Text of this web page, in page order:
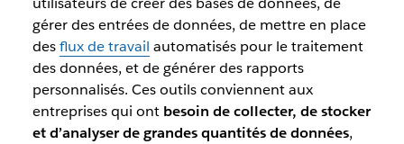
gérer des entrées de données, de mettre en place
desflux de travail automatisés pour le traitement
des données, et de générer des rapports
personnalisés. Ces outils conviennent aux
entreprises qui ont besoin de collecter, de stocker
et d’analyser de grandes quantités de données,